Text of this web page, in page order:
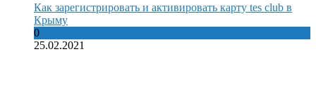
Как зарегистрировать и активировать карту tes club в
Крыму
0
25.02.2021